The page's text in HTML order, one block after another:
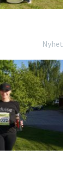
Nyhet